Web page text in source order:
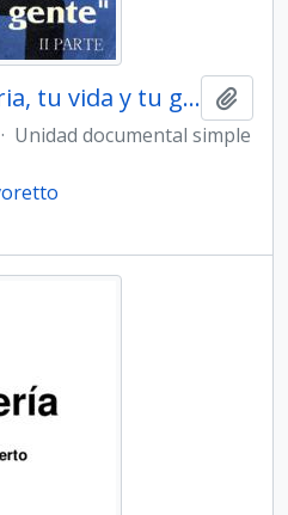
Mi ciudad, tu historia, tu vida y tu gente. Parte II.
· Unidad documental simple